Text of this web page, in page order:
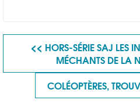
<< HORS-SÉRIE SAJ LES
MÉCHANTS DE LA
COLÉOPTÈRES,